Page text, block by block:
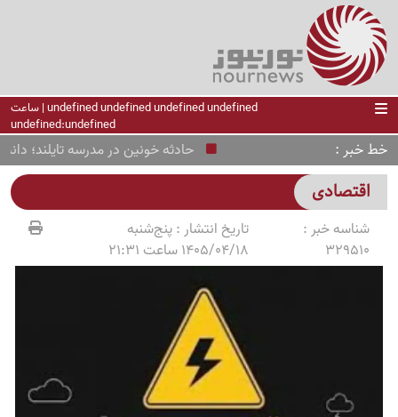
undefined undefined undefined undefined | ساعت
undefined:undefined
خط خبر حادثه خونین در مدرسه تایلند؛
اقتصادی
شناسه خبر :
329510
تاریخ انتشار :پنج‌شنبه
1405/04/18 ساعت 21:31